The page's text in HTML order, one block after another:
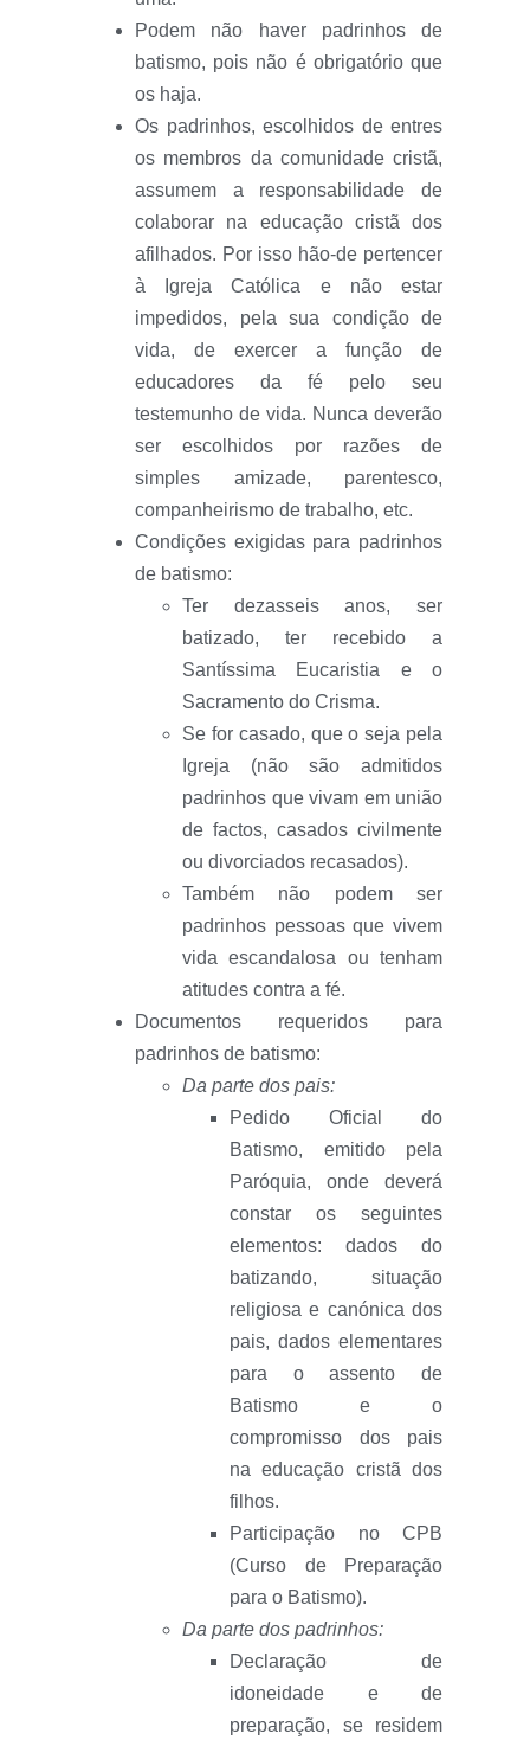
Podem não haver padrinhos de
batismo, pois não é obrigatório que
os haja.
Os padrinhos, escolhidos de entres
os membros da comunidade cristã,
assumem a responsabilidade de
colaborar na educação cristã dos
afilhados. Por isso hão-de pertencer
à Igreja Católica e não estar
impedidos, pela sua condição de
vida, de exercer a função de
educadores da fé pelo seu
testemunho de vida. Nunca deverão
ser escolhidos por razões de
simples amizade, parentesco,
companheirismo de trabalho, etc.
Condições exigidas para padrinhos
de batismo:
Ter dezasseis anos, ser
batizado, ter recebido a
Santíssima Eucaristia e o
Sacramento do Crisma.
Se for casado, que o seja pela
Igreja (não são admitidos
padrinhos que vivam em união
de factos, casados civilmente
ou divorciados recasados).
Também não podem ser
padrinhos pessoas que vivem
vida escandalosa ou tenham
atitudes contra a fé.
Documentos requeridos para
padrinhos de batismo:
Da parte dos pais:
Pedido Oficial do
Batismo, emitido pela
Paróquia, onde deverá
constar os seguintes
elementos: dados do
batizando, situação
religiosa e canónica dos
pais, dados elementares
para o assento de
Batismo e o
compromisso dos pais
na educação cristã dos
filhos.
Participação no CPB
(Curso de Preparação
para o Batismo).
Da parte dos padrinhos:
Declaração de
idoneidade e de
preparação, se residem